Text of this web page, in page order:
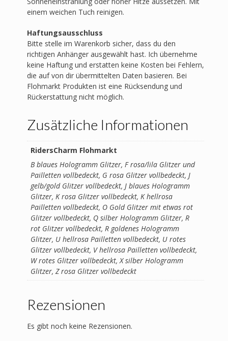
einem weichen Tuch reinigen.
Haftungsausschluss
Bitte stelle im Warenkorb sicher, dass du den
richtigen Anhänger ausgewählt hast. Ich übernehme
keine Haftung und erstatten keine Kosten bei Fehlern,
die auf von dir übermittelten Daten basieren. Bei
Flohmarkt Produkten ist eine Rücksendung und
Rückerstattung nicht möglich.
Zusätzliche Informationen
RidersCharm Flohmarkt
B blaues Hologramm Glitzer, F rosa/lila Glitzer und
Pailletten vollbedeckt, G rosa Glitzer vollbedeckt, J
gelb/gold Glitzer vollbedeckt, J blaues Hologramm
Glitzer, K rosa Glitzer vollbedeckt, K hellrosa
Pailletten vollbedeckt, O Gold Glitzer mit etwas rot
Glitzer vollbedeckt, Q silber Hologramm Glitzer, R
rot Glitzer vollbedeckt, R goldenes Hologramm
Glitzer, U hellrosa Pailletten vollbedeckt, U rotes
Glitzer vollbedeckt, V hellrosa Pailletten vollbedeckt,
W rotes Glitzer vollbedeckt, X silber Hologramm
Glitzer, Z rosa Glitzer vollbedeckt
Rezensionen
Es gibt noch keine Rezensionen.